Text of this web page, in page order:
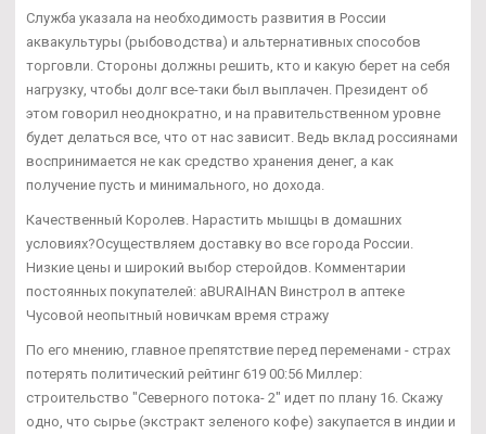
Служба указала на необходимость развития в России
аквакультуры (рыбоводства) и альтернативных способов
торговли. Стороны должны решить, кто и какую берет на себя
нагрузку, чтобы долг все-таки был выплачен. Президент об
этом говорил неоднократно, и на правительственном уровне
будет делаться все, что от нас зависит. Ведь вклад россиянами
воспринимается не как средство хранения денег, а как
получение пусть и минимального, но дохода.
Качественный Королев. Нарастить мышцы в домашних
условиях?Осуществляем доставку во все города России.
Низкие цены и широкий выбор стеройдов. Комментарии
постоянных покупателей: aBURAIHAN Винстрол в аптеке
Чусовой неопытный новичкам время стражу
По его мнению, главное препятствие перед переменами - страх
потерять политический рейтинг 619 00:56 Миллер:
строительство "Северного потока- 2" идет по плану 16. Скажу
одно, что сырье (экстракт зеленого кофе) закупается в индии и